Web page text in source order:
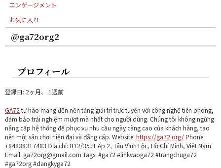
エンゲージメント
お気に入り
@ga72org2
プロフィール
登録日: 2ヶ月、 1週前
GA72 tự hào mang đến nền tảng giải trí trực tuyến với công nghệ tiên phong,
đảm bảo trải nghiệm mượt mà nhất cho người dùng. Chúng tôi không ngừng
nâng cấp hệ thống để phục vụ nhu cầu ngày càng cao của khách hàng, tạo
nên một sân chơi hiện đại và đẳng cấp. Website: https://ga72.org/Phone:
+84838317483 Địa chỉ: B12/35JT Ấp 2, Tân Vĩnh Lộc, Hồ Chí Minh, Việt Nam
Email: ga72org@gmail.com Tags: #ga72 #linkvaoga72 #trangchuga72
#ga72org #dangkyga72